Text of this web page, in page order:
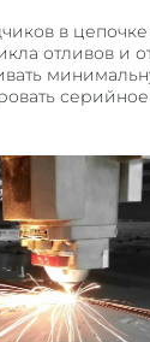
И ОПОРЫ
в
отливов и
серийное